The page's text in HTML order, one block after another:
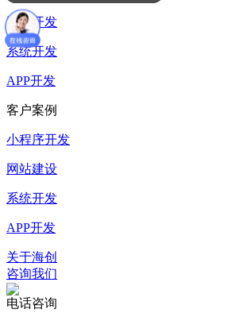
网站开发
系统开发
APP开发
客户案例
小程序开发
网站建设
系统开发
APP开发
关于海创
咨询我们
电话咨询